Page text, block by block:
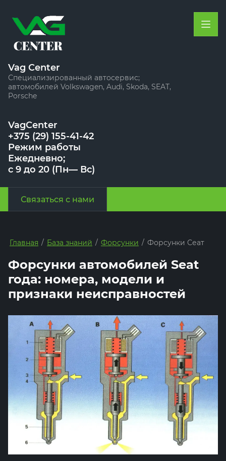
Vag Center
Специализированный автосервис;
автомобилей Volkswagen, Audi, Skoda, SEAT,
Porsche
VagCenter
+375 (29) 155-41-42
Режим работы
Ежедневно;
с 9 до 20 (Пн— Вс)
Связаться с нами
Главная / База знаний / Форсунки / Форсунки Сеат
Форсунки автомобилей Seat
года: номера, модели и
признаки неисправностей